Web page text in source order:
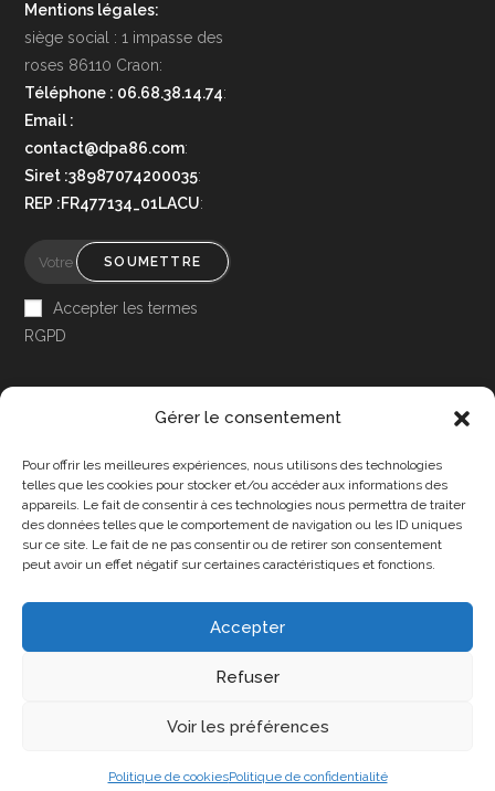
Gérer le consentement
Pour offrir les meilleures expériences, nous utilisons des technologies
telles que les cookies pour stocker et/ou accéder aux informations des
appareils. Le fait de consentir à ces technologies nous permettra de traiter
des données telles que le comportement de navigation ou les ID uniques
sur ce site. Le fait de ne pas consentir ou de retirer son consentement
peut avoir un effet négatif sur certaines caractéristiques et fonctions.
Accepter
Refuser
Voir les préférences
Politique de cookiesPolitique de confidentialité
Mentions légales:
siège social : 1 impasse des
roses 86110 Craon:
Téléphone : 06.68.38.14.74:
Email :
contact@dpa86.com:
Siret :38987074200035:
REP :FR477134_01LACU:
SOUMETTRE
Accepter les termes
RGPD
Accessibilité
Mon Compte
Contact
Politique de cookies (UE)
Copyright 2025 - DPA86 - Tous droits réservés